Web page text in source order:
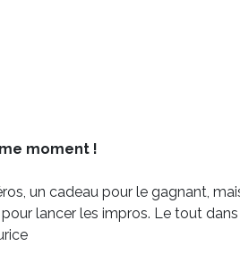
moment !
un cadeau pour le gagnant,
lancer les impros. Le tout